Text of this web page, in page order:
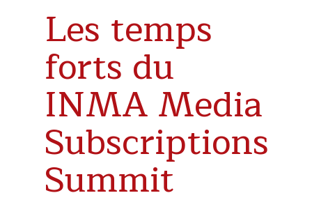
Les temps
forts du
INMA Media
Subscriptions
Summit